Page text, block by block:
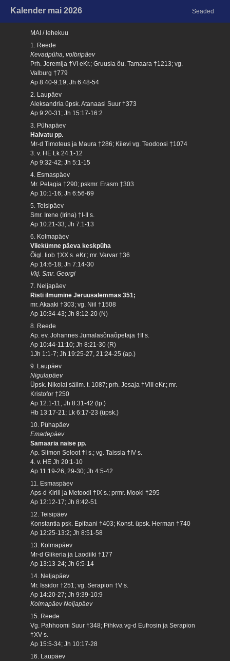
Kalender mai 2026 Seaded
MAI / lehekuu
1. Reede
Kevadpüha, volbripäev
Prh. Jeremija †VI eKr.; Gruusia õu. Tamaara †1213; vg.
Valburg †779
Ap 8:40-9:19; Jh 6:48-54
2. Laupäev
Aleksandria üpsk. Atanaasi Suur †373
Ap 9:20-31; Jh 15:17-16:2
3. Pühapäev
Halvatu pp.
Mr-d Timoteus ja Maura †286; Kiievi vg. Teodoosi †1074
3. v. HE Lk 24:1-12
Ap 9:32-42; Jh 5:1-15
4. Esmaspäev
Mr. Pelagia †290; pskmr. Erasm †303
Ap 10:1-16; Jh 6:56-69
5. Teisipäev
Smr. Irene (Irina) †I-II s.
Ap 10:21-33; Jh 7:1-13
6. Kolmapäev
Viiekümne päeva keskpüha
Õigl. Iiob †XX s. eKr.; mr. Varvar †36
Ap 14:6-18; Jh 7:14-30
Vkj. Smr. Georgi
7. Neljapäev
Risti ilmumine Jeruusalemmas 351;
mr. Akaaki †303; vg. Niil †1508
Ap 10:34-43; Jh 8:12-20 (N)
8. Reede
Ap. ev. Johannes Jumalasõnaõpetaja †II s.
Ap 10:44-11:10; Jh 8:21-30 (R)
1Jh 1:1-7; Jh 19:25-27, 21:24-25 (ap.)
9. Laupäev
Nigulapäev
Üpsk. Nikolai säilm. t. 1087; prh. Jesaja †VIII eKr.; mr.
Kristofor †250
Ap 12:1-11; Jh 8:31-42 (lp.)
Hb 13:17-21; Lk 6:17-23 (üpsk.)
10. Pühapäev
Emadepäev
Samaaria naise pp.
Ap. Siimon Seloot †I s.; vg. Taissia †IV s.
4. v. HE Jh 20:1-10
Ap 11:19-26, 29-30; Jh 4:5-42
11. Esmaspäev
Aps-d Kirill ja Metoodi †IX s.; prmr. Mooki †295
Ap 12:12-17; Jh 8:42-51
12. Teisipäev
Konstantia psk. Epifaani †403; Konst. üpsk. Herman †740
Ap 12:25-13:2; Jh 8:51-58
13. Kolmapäev
Mr-d Glikeria ja Laodiiki †177
Ap 13:13-24; Jh 6:5-14
14. Neljapäev
Mr. Issidor †251; vg. Serapion †V s.
Ap 14:20-27; Jh 9:39-10:9
Kolmapäev Neljapäev
15. Reede
Vg. Pahhoomi Suur †348; Pihkva vg-d Eufrosin ja Serapion
†XV s.
Ap 15:5-34; Jh 10:17-28
16. Laupäev